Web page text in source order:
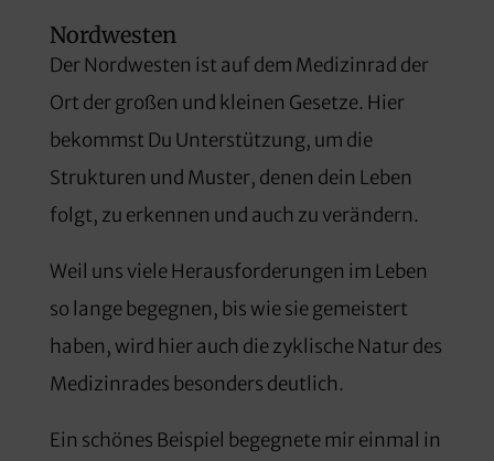
Nordwesten
Der Nordwesten ist auf dem Medizinrad der
Ort der großen und kleinen Gesetze. Hier
bekommst Du Unterstützung, um die
Strukturen und Muster, denen dein Leben
folgt, zu erkennen und auch zu verändern.
Weil uns viele Herausforderungen im Leben
so lange begegnen, bis wie sie gemeistert
haben, wird hier auch die zyklische Natur des
Medizinrades besonders deutlich.
Ein schönes Beispiel begegnete mir einmal in